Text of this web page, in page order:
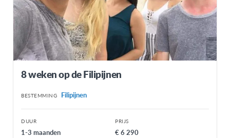
8 weken op de Filipijnen
BESTEMMING Filipijnen
DUUR
1-3 maanden
PRIJS
€ 6 290